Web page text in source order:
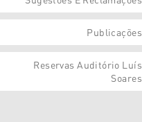
Publicações
Reservas Auditório Luís
Soares